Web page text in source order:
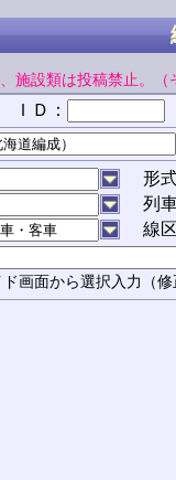
施設類は投稿禁止。（
Ｄ：
形
列
線
画面から選択入力（